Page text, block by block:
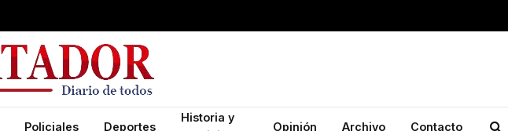
Policiales Deportes
Historia y
Opinión Archivo Contacto